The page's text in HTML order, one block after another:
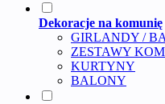
Dekoracje na komunię
GIRLANDY /
ZESTAWY
KURTYNY
BALONY